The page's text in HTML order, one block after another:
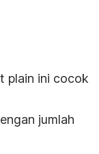
plain ini cocok
jumlah